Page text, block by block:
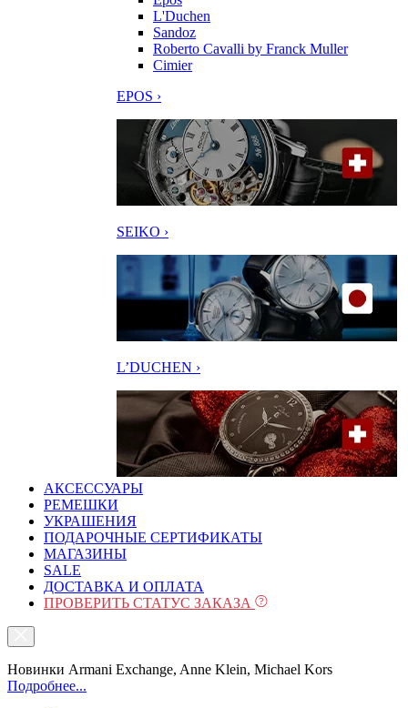
L'Duchen
Sandoz
Roberto Cavalli by Franck Muller
Cimier
EPOS ›
SEIKO ›
L’DUCHEN ›
АКСЕССУАРЫ
РЕМЕШКИ
УКРАШЕНИЯ
ПОДАРОЧНЫЕ СЕРТИФИКАТЫ
МАГАЗИНЫ
SALE
ДОСТАВКА И ОПЛАТА
ПРОВЕРИТЬ СТАТУС ЗАКАЗА
Новинки Armani Exchange, Anne Klein, Michael Kors
Подробнее...